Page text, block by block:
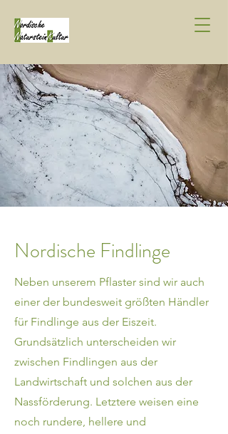
Nordische Findlinge
Neben unserem Pflaster sind wir auch
einer der bundesweit größten Händler
für Findlinge aus der Eiszeit.
Grundsätzlich unterscheiden wir
zwischen Findlingen aus der
Landwirtschaft und solchen aus der
Nassförderung. Letztere weisen eine
noch rundere, hellere und